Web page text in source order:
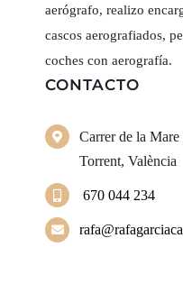
aerógrafo, realizo
cascos aerografiados,
coches con aerografía.
CONTACTO
Carrer de la
Torrent, València
670 044 234